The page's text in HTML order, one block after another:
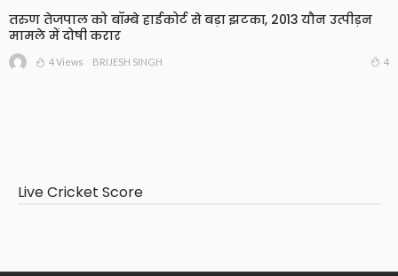
तरुण तेजपाल को बॉम्बे हाईकोर्ट से बड़ा झटका, 2013 यौन उत्पीड़न
मामले में दोषी करार
4 Views BRIJESH SINGH 4
Live Cricket Score